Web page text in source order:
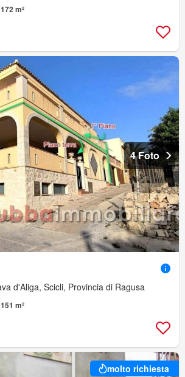
172 m²
4 Foto
d'Aliga, Scicli, Provincia di Ragusa
151 m²
molto richiesta